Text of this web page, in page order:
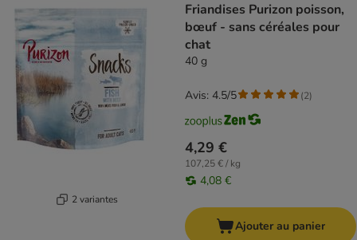
2 variantes
Friandises Purizon poisson,
bœuf - sans céréales pour
chat
40 g
4,29 €
107,25 € / kg
4,08 €
Avis: 4.5/5 (2)
Ajouter au panier